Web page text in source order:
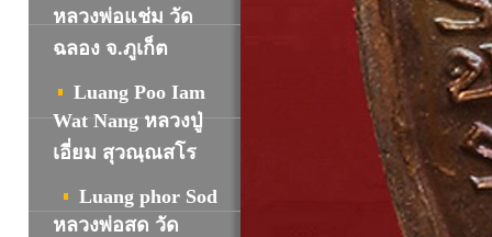
หลวงพ่อแช่ม วัด
ฉลอง จ.ภูเก็ต
Luang Poo Iam
Wat Nang หลวงปู่
เอี่ยม สุวณฺณสโร
Luang phor Sod
หลวงพ่อสด วัด